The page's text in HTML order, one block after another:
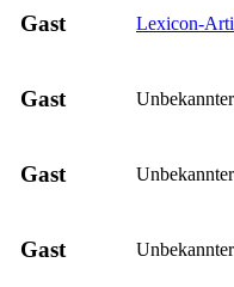
Gast Lexicon-
Gast
Gast
Gast